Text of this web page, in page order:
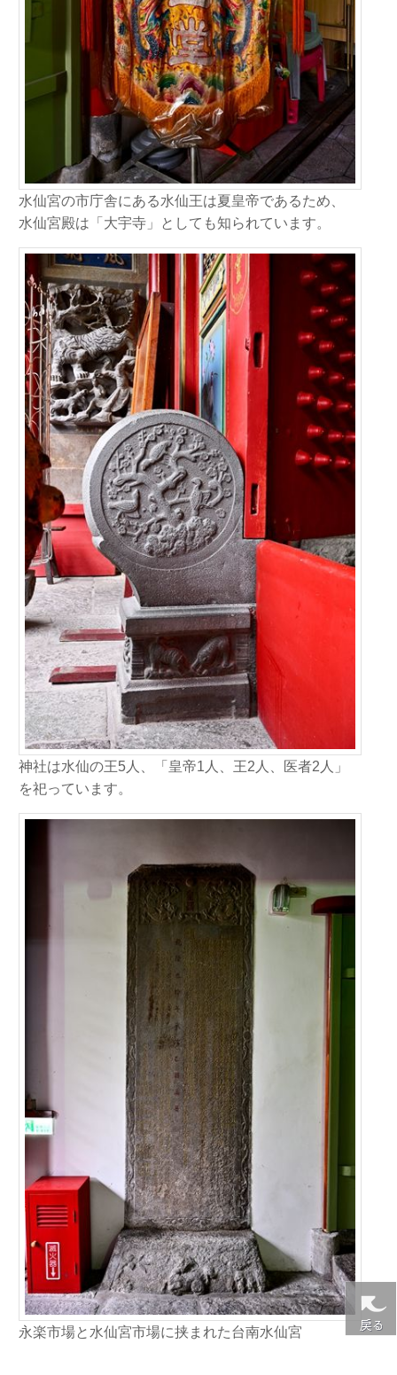
水仙宮の市庁舎にある水仙王は夏皇帝であるため、
水仙宮殿は「大宇寺」としても知られています。
神社は水仙の王5人、「皇帝1人、王2人、医者2人」
を祀っています。
永楽市場と水仙宮市場に挟まれた台南水仙宮